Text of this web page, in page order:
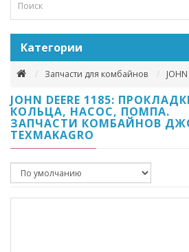
Категории
Запчасти для комбайнов JOHN
JOHN DEERE 1185:
КОЛЬЦА, НАСОС, ПОМПА.
ЗАПЧАСТИ КОМБАЙНОВ
TEXMAKAGRO